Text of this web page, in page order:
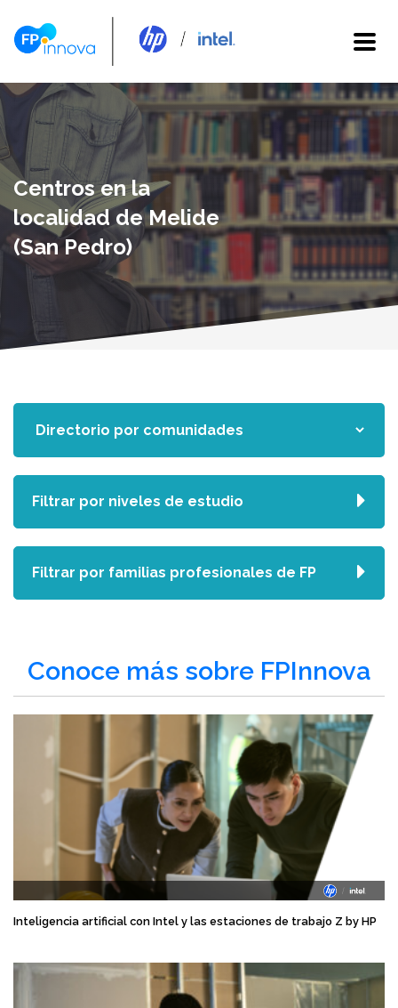
Centros en la
localidad de Melide
(San Pedro)
Conoce más sobre FPInnova
Inteligencia artificial con Intel y las estaciones de trabajo Z by HP
Filtrar por niveles de estudio
Filtrar por familias profesionales de FP